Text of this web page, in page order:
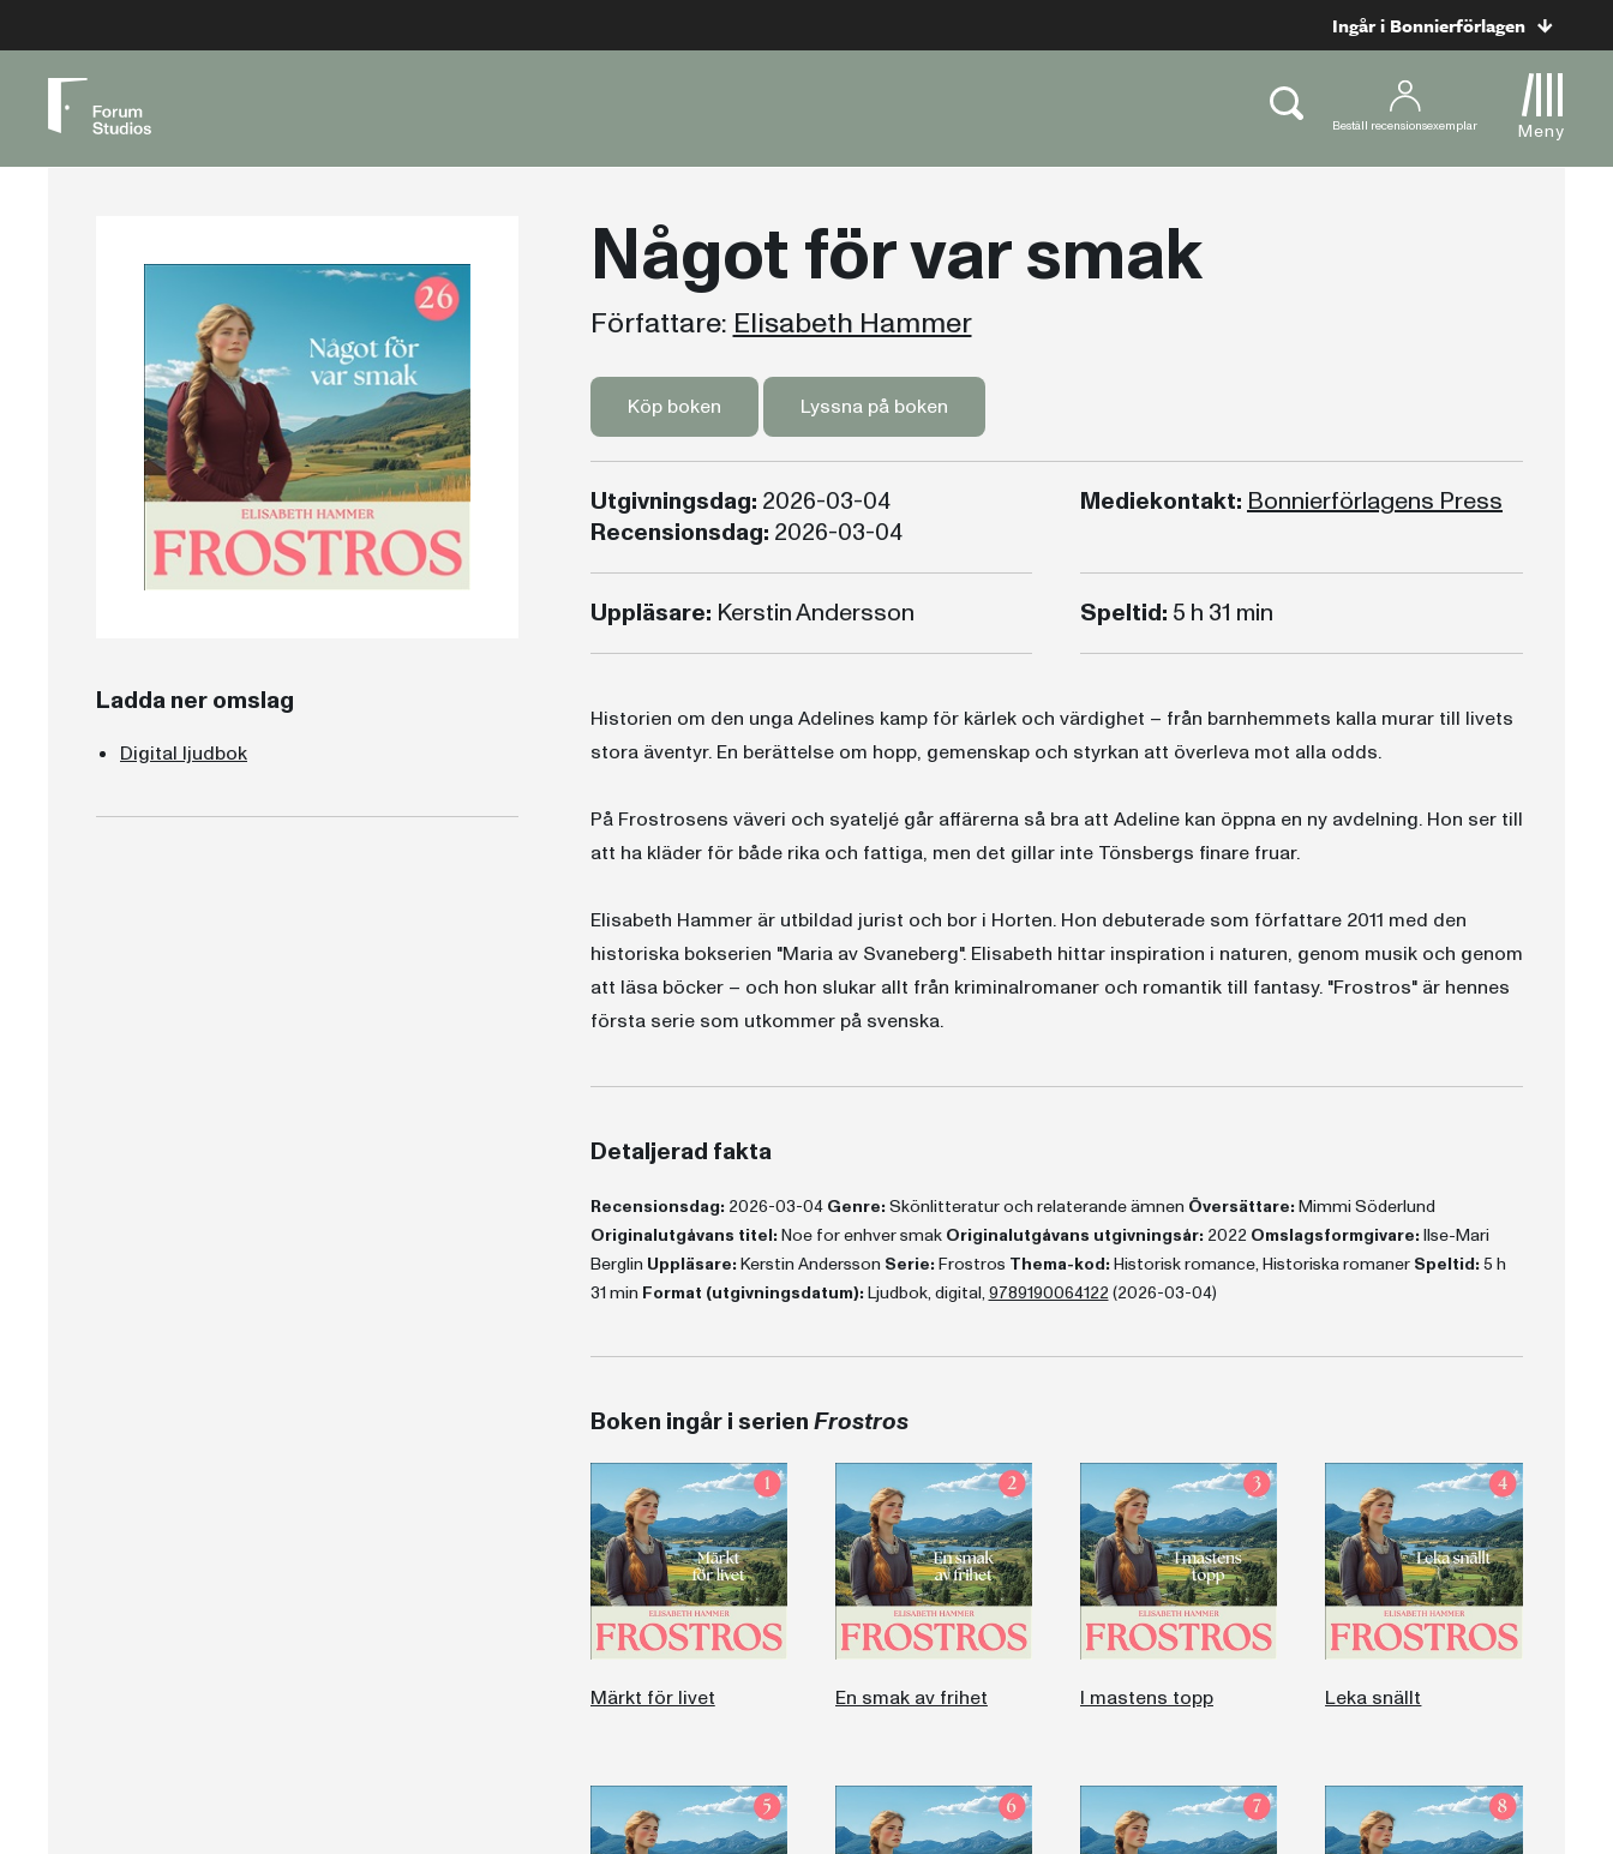
Ingår i Bonnierförlagen
Beställ recensionsexemplar Meny
Ladda ner omslag
Digital ljudbok
Något för var smak
Författare: Elisabeth Hammer
Köp boken Lyssna på boken
Utgivningsdag: 2026-03-04
Recensionsdag: 2026-03-04
Mediekontakt:Bonnierförlagens Press
Uppläsare: Kerstin Andersson Speltid: 5 h 31 min
Historien om den unga Adelines kamp för kärlek och värdighet – från barnhemmets kalla murar till livets
stora äventyr. En berättelse om hopp, gemenskap och styrkan att överleva mot alla odds.
På Frostrosens väveri och syateljé går affärerna så bra att Adeline kan öppna en ny avdelning. Hon ser till
att ha kläder för både rika och fattiga, men det gillar inte Tönsbergs finare fruar.
Elisabeth Hammer är utbildad jurist och bor i Horten. Hon debuterade som författare 2011 med den
historiska bokserien "Maria av Svaneberg". Elisabeth hittar inspiration i naturen, genom musik och genom
att läsa böcker – och hon slukar allt från kriminalromaner och romantik till fantasy. "Frostros" är hennes
första serie som utkommer på svenska.
Detaljerad fakta
Recensionsdag: 2026-03-04 Genre: Skönlitteratur och relaterande ämnen Översättare: Mimmi Söderlund
Originalutgåvans titel: Noe for enhver smak Originalutgåvans utgivningsår: 2022 Omslagsformgivare: Ilse-Mari
Berglin Uppläsare: Kerstin Andersson Serie: Frostros Thema-kod: Historisk romance, Historiska romaner Speltid: 5 h
31 min Format (utgivningsdatum): Ljudbok, digital, 9789190064122 (2026-03-04)
Boken ingår i serienFrostros
Märkt för livet En smak av frihet I mastens topp Leka snällt